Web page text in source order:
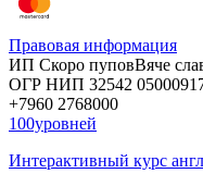
Правовая информация
ИП Скоро пуповВяче
ОГР НИП 32542 05000
+7960 2768000
100уровней
Интерактивный курс